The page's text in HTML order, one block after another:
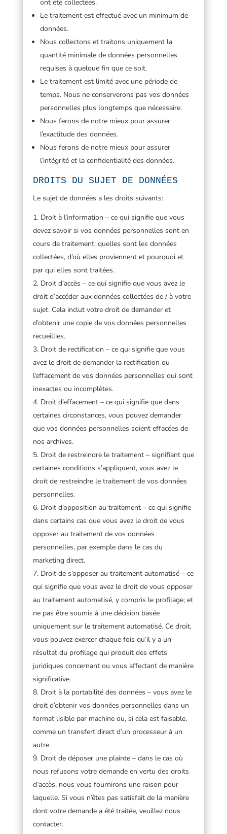
ont été collectées.
Le traitement est effectué avec un minimum de
données.
Nous collectons et traitons uniquement la
quantité minimale de données personnelles
requises à quelque fin que ce soit.
Le traitement est limité avec une période de
temps. Nous ne conserverons pas vos données
personnelles plus longtemps que nécessaire.
Nous ferons de notre mieux pour assurer
l’exactitude des données.
Nous ferons de notre mieux pour assurer
l’intégrité et la confidentialité des données.
DROITS DU SUJET DE DONNÉES
Le sujet de données a les droits suivants:
Droit à l’information – ce qui signifie que vous
devez savoir si vos données personnelles sont en
cours de traitement; quelles sont les données
collectées, d’où elles proviennent et pourquoi et
par qui elles sont traitées.
Droit d’accès – ce qui signifie que vous avez le
droit d’accéder aux données collectées de / à votre
sujet. Cela inclut votre droit de demander et
d’obtenir une copie de vos données personnelles
recueillies.
Droit de rectification – ce qui signifie que vous
avez le droit de demander la rectification ou
l’effacement de vos données personnelles qui sont
inexactes ou incomplètes.
Droit d’effacement – ce qui signifie que dans
certaines circonstances, vous pouvez demander
que vos données personnelles soient effacées de
nos archives.
Droit de restreindre le traitement – signifiant que
certaines conditions s’appliquent, vous avez le
droit de restreindre le traitement de vos données
personnelles.
Droit d’opposition au traitement – ce qui signifie
dans certains cas que vous avez le droit de vous
opposer au traitement de vos données
personnelles, par exemple dans le cas du
marketing direct.
Droit de s’opposer au traitement automatisé – ce
qui signifie que vous avez le droit de vous opposer
au traitement automatisé, y compris le profilage; et
ne pas être soumis à une décision basée
uniquement sur le traitement automatisé. Ce droit,
vous pouvez exercer chaque fois qu’il y a un
résultat du profilage qui produit des effets
juridiques concernant ou vous affectant de manière
significative.
Droit à la portabilité des données – vous avez le
droit d’obtenir vos données personnelles dans un
format lisible par machine ou, si cela est faisable,
comme un transfert direct d’un processeur à un
autre.
Droit de déposer une plainte – dans le cas où
nous refusons votre demande en vertu des droits
d’accès, nous vous fournirons une raison pour
laquelle. Si vous n’êtes pas satisfait de la manière
dont votre demande a été traitée, veuillez nous
contacter.